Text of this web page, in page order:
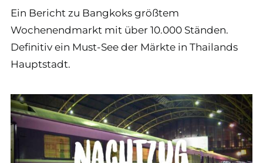
Ein Bericht zu Bangkoks größtem
Wochenendmarkt mit über 10.000 Ständen.
Definitiv ein Must-See der Märkte in Thailands
Hauptstadt.